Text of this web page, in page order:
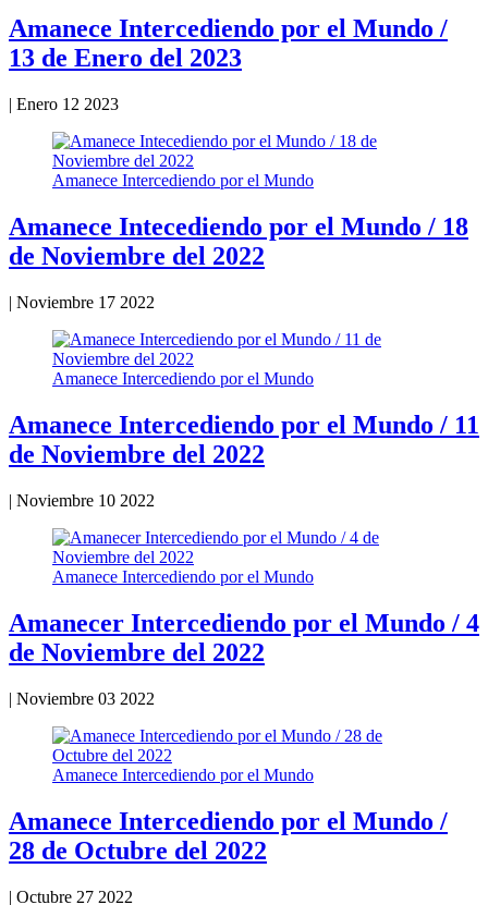
Amanece Intercediendo por el Mundo /
13 de Enero del 2023
| Enero 12 2023
Amanece Intercediendo por el Mundo
Amanece Intecediendo por el Mundo / 18
de Noviembre del 2022
| Noviembre 17 2022
Amanece Intercediendo por el Mundo
Amanece Intercediendo por el Mundo / 11
de Noviembre del 2022
| Noviembre 10 2022
Amanece Intercediendo por el Mundo
Amanecer Intercediendo por el Mundo / 4
de Noviembre del 2022
| Noviembre 03 2022
Amanece Intercediendo por el Mundo
Amanece Intercediendo por el Mundo /
28 de Octubre del 2022
| Octubre 27 2022